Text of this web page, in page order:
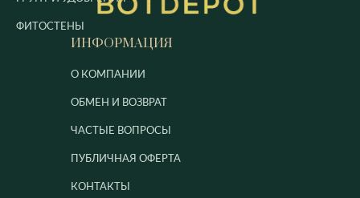
ФИТОСТЕНЫ
ИНФОРМАЦИЯ
О КОМПАНИИ
ОБМЕН И ВОЗВРАТ
ЧАСТЫЕ ВОПРОСЫ
ПУБЛИЧНАЯ ОФЕРТА
КОНТАКТЫ